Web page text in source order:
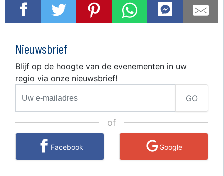
Nieuwsbrief
Blijf op de hoogte van de evenementen in uw
regio via onze nieuwsbrief!
GO
of
Facebook Google